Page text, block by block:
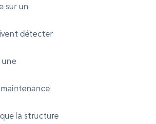
sur un
détecter
une
la structure